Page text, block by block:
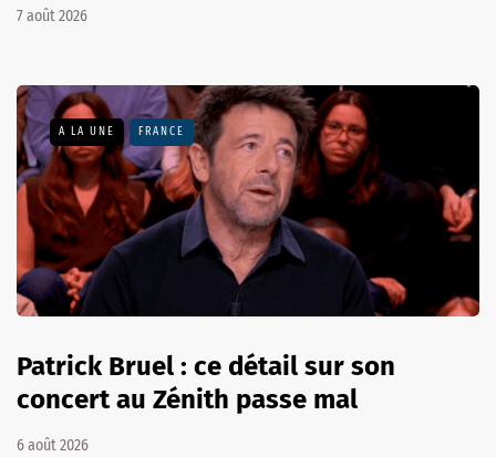
7 août 2026
A LA UNE FRANCE
Patrick Bruel : ce détail sur son
concert au Zénith passe mal
6 août 2026